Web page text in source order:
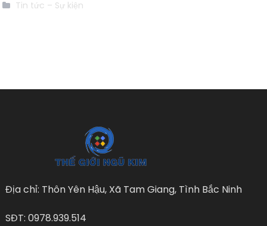
Tin tức – Sự kiện
Địa chỉ: Thôn Yên Hậu, Xã Tam Giang, Tình Bắc Ninh
SĐT: 0978.939.514